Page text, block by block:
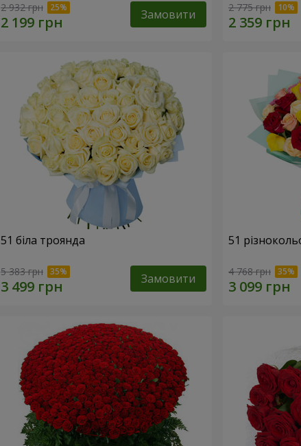
2 932 грн Замовити 2 775 грн
51 біла троянда
5 383 грн Замовити
51
4 768 грн